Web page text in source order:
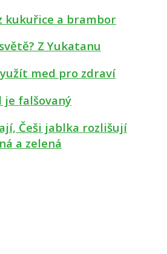
kukuřice a brambor
Z Yukatanu
med pro zdraví
je falšovaný
Češi jablka rozlišují
a zelená